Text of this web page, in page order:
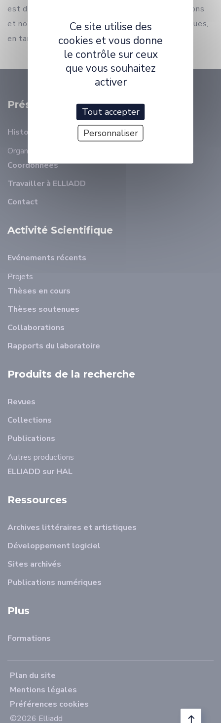
est d’étudier la voix, dans ses diverses expressions
et notamment dans ses manifestations médiatiques,
en tant que technologie de pouvoir.
Présentation
Histoire
Organisation
Coordonnées
Travailler à ELLIADD
Contact
Activité Scientifique
Evénements récents
Projets
Thèses en cours
Thèses soutenues
Collaborations
Rapports du laboratoire
Produits de la recherche
Revues
Collections
Publications
Autres productions
ELLIADD sur HAL
Ressources
Archives littéraires et artistiques
Développement logiciel
Sites archivés
Publications numériques
Plus
Formations
Plan du site
Mentions légales
Préférences cookies
©2026 Elliadd
Ce site utilise des
cookies et vous donne
le contrôle sur ceux
que vous souhaitez
activer
Tout accepter
Personnaliser